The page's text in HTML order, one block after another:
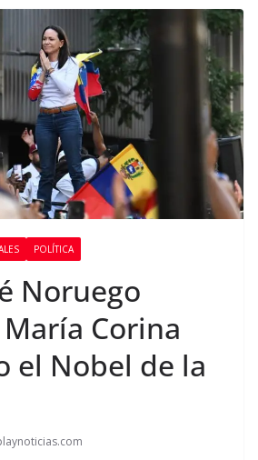
POLÍTICA
Noruego
Corina
el Nobel de la